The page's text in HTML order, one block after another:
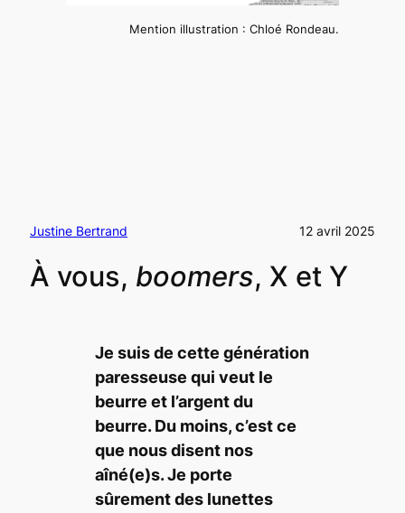
Mention illustration : Chloé Rondeau.
Justine Bertrand 12 avril 2025
À vous, boomers, X et Y
Je suis de cette génération
paresseuse qui veut le
beurre et l’argent du
beurre. Du moins, c’est ce
que nous disent nos
aîné(e)s. Je porte
sûrement des lunettes